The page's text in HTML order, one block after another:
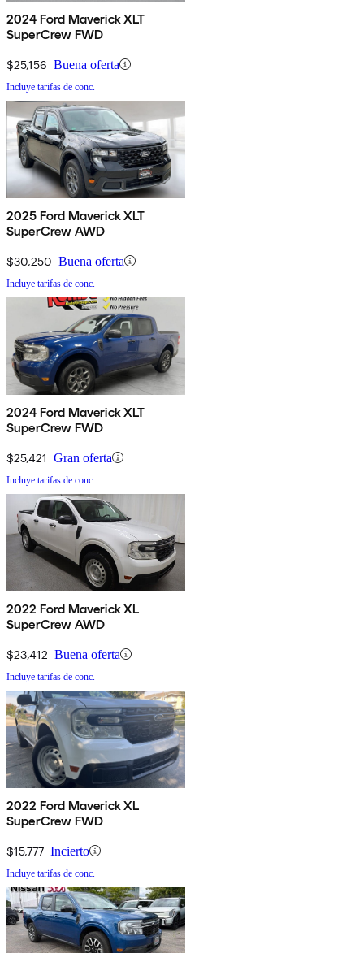
2024 Ford Maverick XLT
SuperCrew FWD
$25,156 Buena oferta
Incluye tarifas de conc.
2025 Ford Maverick XLT
SuperCrew AWD
$30,250 Buena oferta
Incluye tarifas de conc.
2024 Ford Maverick XLT
SuperCrew FWD
$25,421 Gran oferta
Incluye tarifas de conc.
2022 Ford Maverick XL
SuperCrew AWD
$23,412 Buena oferta
Incluye tarifas de conc.
2022 Ford Maverick XL
SuperCrew FWD
$15,777 Incierto
Incluye tarifas de conc.